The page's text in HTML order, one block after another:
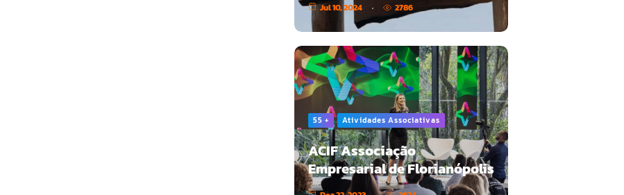
Jul 10, 2024 2786
55 + Atividades Associativas
ACIF Associação
Empresarial de Florianópolis